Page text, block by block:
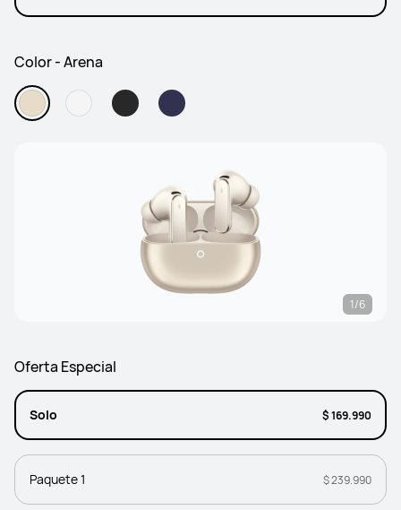
Color - Arena
1/6
Oferta Especial
Solo $ 169.990
Paquete 1 $ 239.990